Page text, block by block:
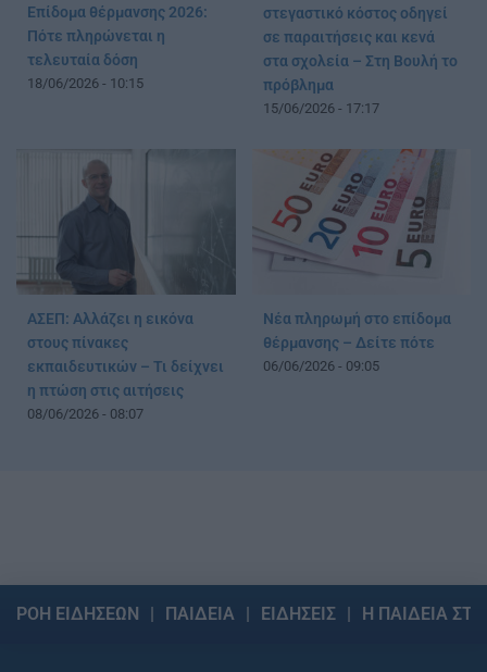
Επίδομα θέρμανσης 2026:
Πότε πληρώνεται η
τελευταία δόση
18/06/2026 - 10:15
στεγαστικό κόστος οδηγεί
σε παραιτήσεις και κενά
στα σχολεία – Στη Βουλή το
πρόβλημα
15/06/2026 - 17:17
ΑΣΕΠ: Αλλάζει η εικόνα
στους πίνακες
εκπαιδευτικών – Τι δείχνει
η πτώση στις αιτήσεις
08/06/2026 - 08:07
Νέα πληρωμή στο επίδομα
θέρμανσης – Δείτε πότε
06/06/2026 - 09:05
ΡΟΗ ΕΙΔΗΣΕΩΝ ΠΑΙΔΕΙΑ ΕΙΔΗΣΕΙΣ Η ΠΑΙΔΕΙΑ